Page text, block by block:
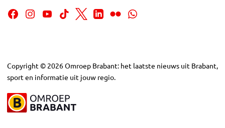
Copyright © 2026Omroep Brabant: het laatste nieuws uit Brabant,
sport en informatie uit jouw regio.